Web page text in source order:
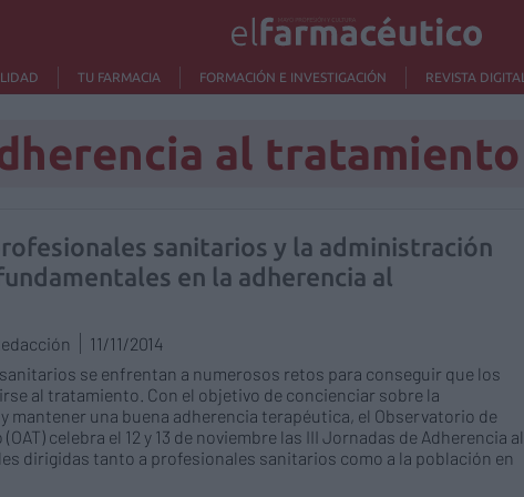
TU FARMACIA FORMACIÓN E INVESTIGACIÓN REVISTA DIGITAL
al tratamiento
sanitarios y la administración
en la adherencia al
11/11/2014
se enfrentan a numerosos retos para conseguir que los
al tratamiento. Con el objetivo de concienciar sobre la
mantener una buena adherencia terapéutica, el Observatorio de
celebra el 12 y 13 de noviembre las III Jornadas de Adherencia al
dirigidas tanto a profesionales sanitarios como a la población en